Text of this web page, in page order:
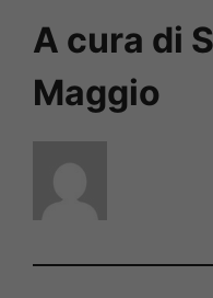
A cura di
Maggio